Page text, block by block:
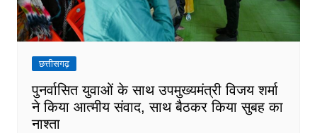
छत्तीसगढ़
पुनर्वासित युवाओं के साथ उपमुख्यमंत्री विजय शर्मा
ने किया आत्मीय संवाद, साथ बैठकर किया सुबह का
नाश्ता